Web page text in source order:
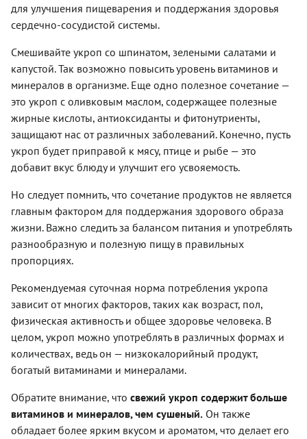
для улучшения пищеварения и поддержания здоровья
сердечно-сосудистой системы.
Смешивайте укроп со шпинатом, зелеными салатами и
капустой. Так возможно повысить уровень витаминов и
минералов в организме. Еще одно полезное сочетание —
это укроп с оливковым маслом, содержащее полезные
жирные кислоты, антиоксиданты и фитонутриенты,
защищают нас от различных заболеваний. Конечно, пусть
укроп будет приправой к мясу, птице и рыбе — это
добавит вкус блюду и улучшит его усвояемость.
Но следует помнить, что сочетание продуктов не является
главным фактором для поддержания здорового образа
жизни. Важно следить за балансом питания и употреблять
разнообразную и полезную пищу в правильных
пропорциях.
Рекомендуемая суточная норма потребления укропа
зависит от многих факторов, таких как возраст, пол,
физическая активность и общее здоровье человека. В
целом, укроп можно употреблять в различных формах и
количествах, ведь он — низкокалорийный продукт,
богатый витаминами и минералами.
Обратите внимание, что свежий укроп содержит больше
витаминов и минералов, чем сушеный. Он также
обладает более ярким вкусом и ароматом, что делает его